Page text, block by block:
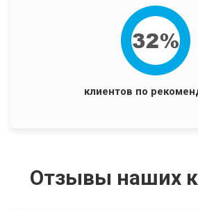
клиентов по
Отзывы наших